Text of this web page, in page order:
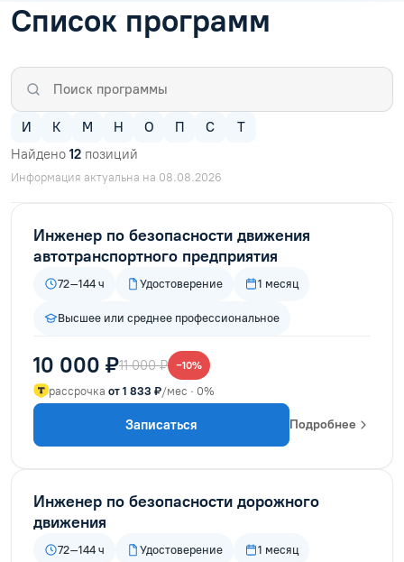
Список программ
И К М Н О П С
Т
Найдено 12 позиций
Информация актуальна на 08.08.2026
Инженер по безопасности движения
автотранспортного предприятия
72–144 ч Удостоверение 1 месяц
Высшее или среднее профессиональное
10 000 ₽11 000 ₽ −10%
рассрочка от 1 833 ₽/мес · 0%
Записаться Подробнее
Инженер по безопасности дорожного
движения
72–144 ч Удостоверение 1 месяц